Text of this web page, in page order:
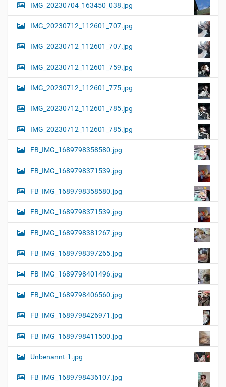
IMG_20230704_163450_038.jpg
IMG_20230712_112601_707.jpg
IMG_20230712_112601_707.jpg
IMG_20230712_112601_759.jpg
IMG_20230712_112601_775.jpg
IMG_20230712_112601_785.jpg
IMG_20230712_112601_785.jpg
FB_IMG_1689798358580.jpg
FB_IMG_1689798371539.jpg
FB_IMG_1689798358580.jpg
FB_IMG_1689798371539.jpg
FB_IMG_1689798381267.jpg
FB_IMG_1689798397265.jpg
FB_IMG_1689798401496.jpg
FB_IMG_1689798406560.jpg
FB_IMG_1689798426971.jpg
FB_IMG_1689798411500.jpg
Unbenannt-1.jpg
FB_IMG_1689798436107.jpg